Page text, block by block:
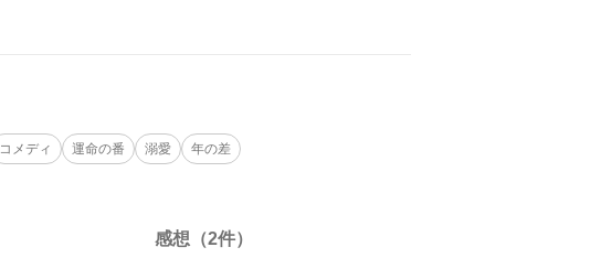
コメディ 運命の番 溺愛 年の差
感想（2件）